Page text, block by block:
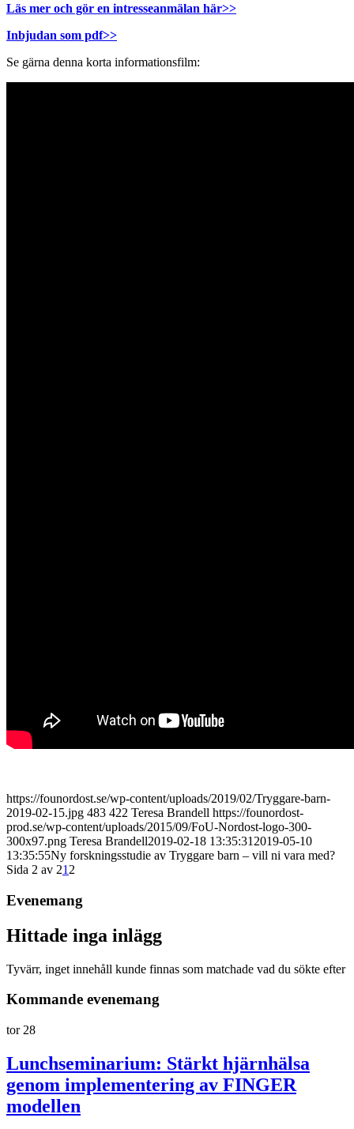
Läs mer och gör en intresseanmälan här>>
Inbjudan som pdf>>
Se gärna denna korta informationsfilm:
https://founordost.se/wp-content/uploads/2019/02/Tryggare-barn-
2019-02-15.jpg 483 422 Teresa Brandell https://founordost-
prod.se/wp-content/uploads/2015/09/FoU-Nordost-logo-300-
300x97.png Teresa Brandell2019-02-18 13:35:31 2019-05-10
13:35:55Ny forskningsstudie av Tryggare barn – vill ni vara med?
Sida 2 av 21 2
Evenemang
Hittade inga inlägg
Tyvärr, inget innehåll kunde finnas som matchade vad du sökte efter
Kommande evenemang
tor 28
Lunchseminarium: Stärkt hjärnhälsa
genom implementering av FINGER
modellen